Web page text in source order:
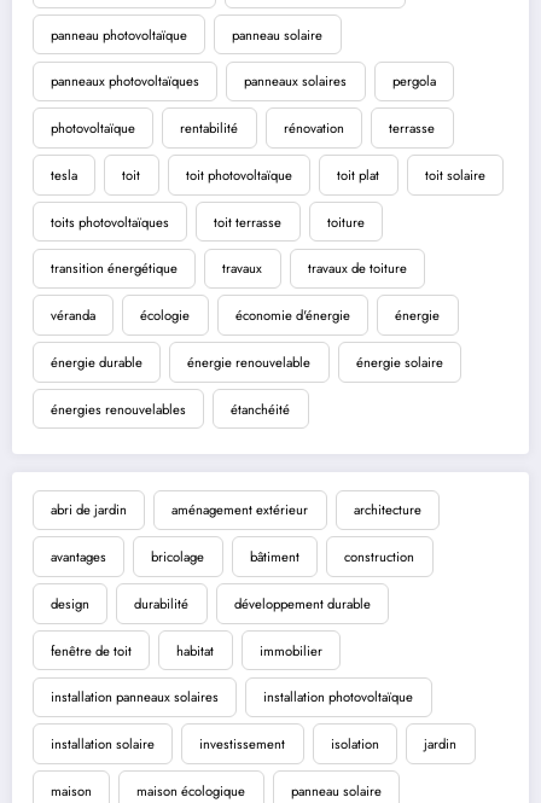
panneau photovoltaïque panneau solaire
panneaux photovoltaïques panneaux solaires pergola
photovoltaïque rentabilité rénovation terrasse
tesla toit toit photovoltaïque toit plat toit solaire
toits photovoltaïques toit terrasse toiture
transition énergétique travaux travaux de toiture
véranda écologie économie d'énergie énergie
énergie durable énergie renouvelable énergie solaire
énergies renouvelables étanchéité
abri de jardin aménagement extérieur architecture
avantages bricolage bâtiment construction
design durabilité développement durable
fenêtre de toit habitat immobilier
installation panneaux solaires installation photovoltaïque
installation solaire investissement isolation jardin
maison maison écologique panneau solaire